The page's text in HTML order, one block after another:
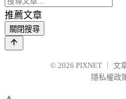
推薦文章
關閉搜尋
© 2026 PIXNET
文
隱私權政